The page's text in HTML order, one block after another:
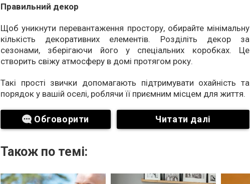
Правильний декор
Щоб уникнути перевантаження простору, обирайте мінімальну
кількість декоративних елементів. Розділіть декор за
сезонами, зберігаючи його у спеціальних коробках. Це
створить свіжу атмосферу в домі протягом року.
Такі прості звички допомагають підтримувати охайність та
порядок у вашій оселі, роблячи її приємним місцем для життя.
Обговорити Читати далі
Також по темі: